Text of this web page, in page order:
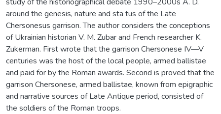
around the genesis, nature and sta tus of the Late
Chersonesus garrison. The author considers the conceptions
of Ukrainian historian V. M. Zubar and French researcher K.
Zukerman. First wrote that the garrison Chersonese IV—V
centuries was the host of the local people, armed ballistae
and paid for by the Roman awards. Second is proved that the
garrison Chersonese, armed ballistae, known from epigraphic
and narrative sources of Late Antique period, consisted of
the soldiers of the Roman troops.